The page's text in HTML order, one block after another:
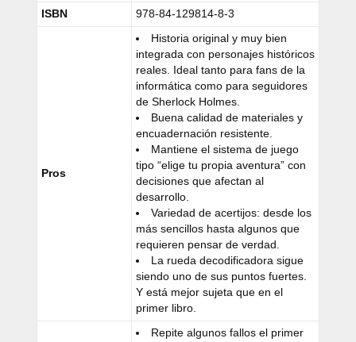
ISBN 978-84-129814-8-3
Pros
Historia original y muy bien
integrada con personajes históricos
reales. Ideal tanto para fans de la
informática como para seguidores
de Sherlock Holmes.
Buena calidad de materiales y
encuadernación resistente.
Mantiene el sistema de juego
tipo “elige tu propia aventura” con
decisiones que afectan al
desarrollo.
Variedad de acertijos: desde los
más sencillos hasta algunos que
requieren pensar de verdad.
La rueda decodificadora sigue
siendo uno de sus puntos fuertes.
Y está mejor sujeta que en el
primer libro.
Repite algunos fallos el primer